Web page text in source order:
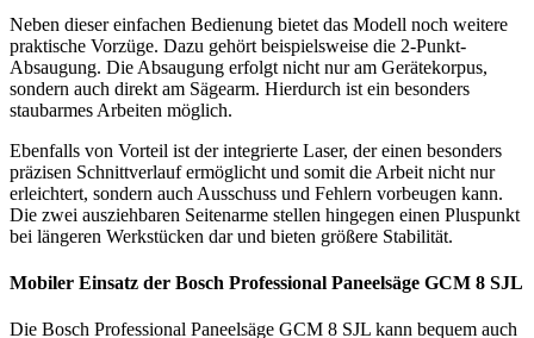
Neben dieser einfachen Bedienung bietet das Modell noch weitere
praktische Vorzüge. Dazu gehört beispielsweise die 2-Punkt-
Absaugung. Die Absaugung erfolgt nicht nur am Gerätekorpus,
sondern auch direkt am Sägearm. Hierdurch ist ein besonders
staubarmes Arbeiten möglich.
Ebenfalls von Vorteil ist der integrierte Laser, der einen besonders
präzisen Schnittverlauf ermöglicht und somit die Arbeit nicht nur
erleichtert, sondern auch Ausschuss und Fehlern vorbeugen kann.
Die zwei ausziehbaren Seitenarme stellen hingegen einen Pluspunkt
bei längeren Werkstücken dar und bieten größere Stabilität.
Mobiler Einsatz der Bosch Professional Paneelsäge GCM 8 SJL
Die Bosch Professional Paneelsäge GCM 8 SJL kann bequem auch